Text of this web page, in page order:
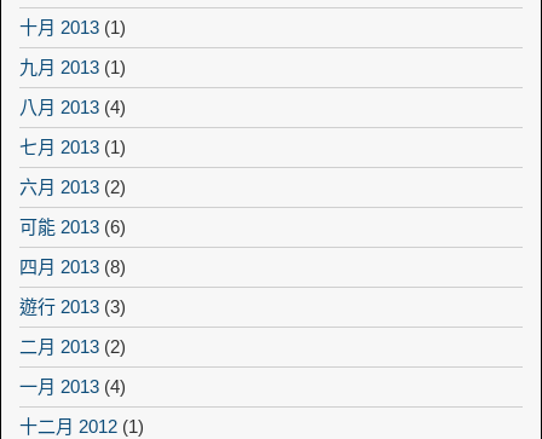
十月 2013 (1)
九月 2013 (1)
八月 2013 (4)
七月 2013 (1)
六月 2013 (2)
可能 2013 (6)
四月 2013 (8)
遊行 2013 (3)
二月 2013 (2)
一月 2013 (4)
十二月 2012 (1)